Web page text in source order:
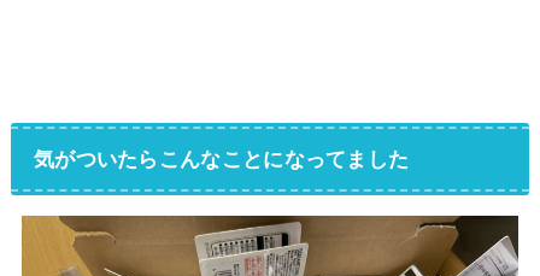
気がついたらこんなことになってました